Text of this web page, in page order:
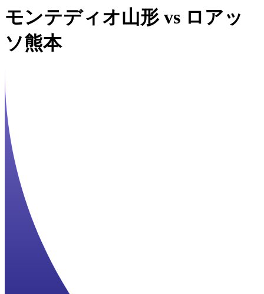
モンテディオ山形vs ロアッ
ソ熊本